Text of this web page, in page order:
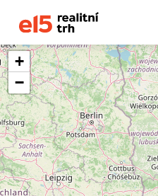
+
−